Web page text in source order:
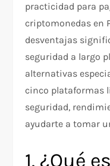
practicidad para
criptomonedas en
desventajas
seguridad a largo
alternativas
cinco plataformas
seguridad,
ayudarte a tomar
1. ¿Qué